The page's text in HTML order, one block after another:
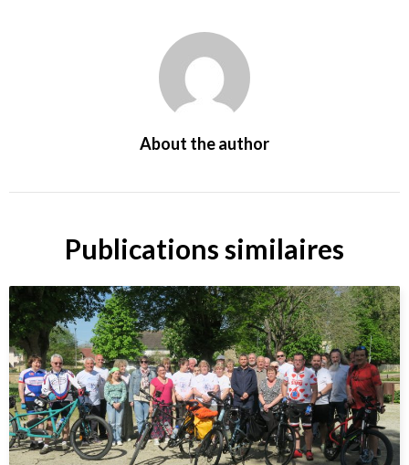
About the author
Publications similaires